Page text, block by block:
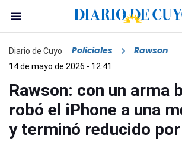
Diario de Cuyo Policiales Rawson
14 de mayo de 2026 - 12:41
Rawson: con un arma
robó el iPhone a una
y terminó reducido